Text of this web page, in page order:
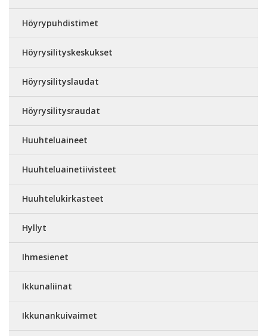
Höyrypuhdistimet
Höyrysilityskeskukset
Höyrysilityslaudat
Höyrysilitysraudat
Huuhteluaineet
Huuhteluainetiivisteet
Huuhtelukirkasteet
Hyllyt
Ihmesienet
Ikkunaliinat
Ikkunankuivaimet